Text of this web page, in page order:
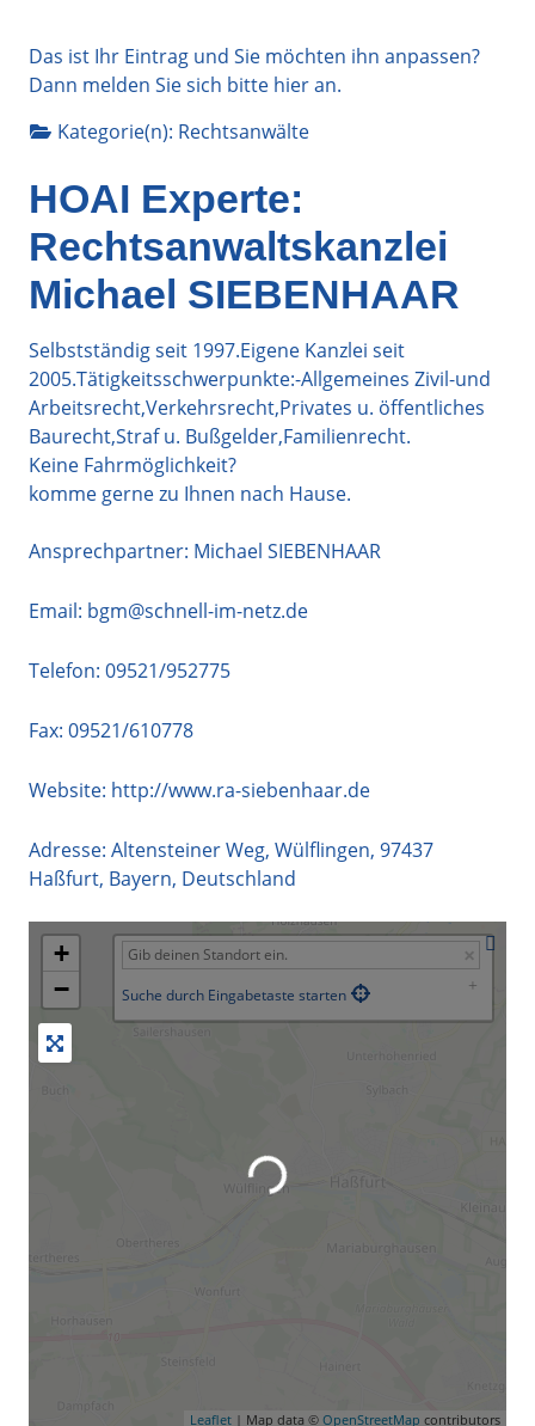
Das ist Ihr Eintrag und Sie möchten ihn anpassen?
Dann melden Sie sich bitte hieran.
Kategorie(n): Rechtsanwälte
HOAI Experte:
Rechtsanwaltskanzlei
Michael SIEBENHAAR
Selbstständig seit 1997.Eigene Kanzlei seit
2005.Tätigkeitsschwerpunkte:-Allgemeines Zivil-und
Arbeitsrecht,Verkehrsrecht,Privates u. öffentliches
Baurecht,Straf u. Bußgelder,Familienrecht.
Keine Fahrmöglichkeit?
komme gerne zu Ihnen nach Hause.
Ansprechpartner: Michael SIEBENHAAR
Email: bgm@schnell-im-netz.de
Telefon: 09521/952775
Fax: 09521/610778
Website: http://www.ra-siebenhaar.de
Adresse: Altensteiner Weg, Wülflingen, 97437
Haßfurt, Bayern, Deutschland
+
−
Suche durch Eingabetaste starten
Leaflet | Map data © OpenStreetMap contributors